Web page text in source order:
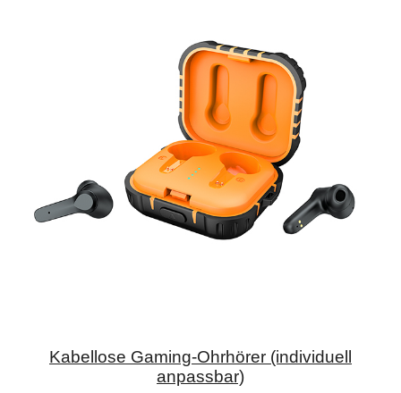
Kabellose Gaming-Ohrhörer (individuell
anpassbar)